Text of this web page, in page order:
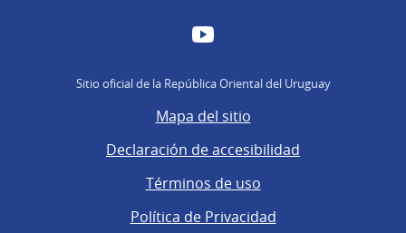
YouTube
Sitio oficial de la República Oriental del Uruguay
Mapa del sitio
Declaración de accesibilidad
Términos de uso
Política de Privacidad